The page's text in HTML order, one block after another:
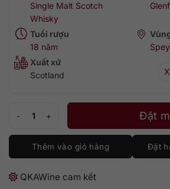
Single Malt Scotch
Whisky
Tuổi rượu
18 năm
Xuất xứ
Scotland
Hộp Quà Glenfiddich 18 năm Tết 2026 số
Đặt
Thêm vào giỏ hàng Đặt
QKAWine cam kết